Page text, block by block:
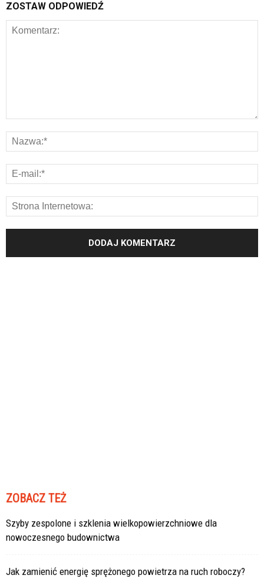
ZOSTAW ODPOWIEDŹ
ZOBACZ TEŻ
Szyby zespolone i szklenia wielkopowierzchniowe dla
nowoczesnego budownictwa
Jak zamienić energię sprężonego powietrza na ruch roboczy?